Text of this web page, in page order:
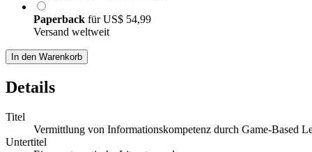
Paperback fürUS$ 54,99
Versand weltweit
In den Warenkorb
Details
Titel
Vermittlung von Informationskompetenz durch Game-Based
Untertitel